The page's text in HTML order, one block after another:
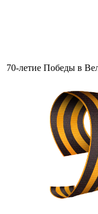
70-летие Победы в